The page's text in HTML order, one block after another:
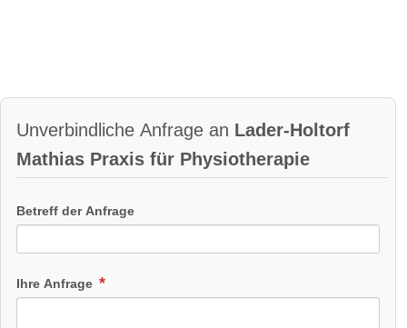
Unverbindliche Anfrage an Lader-Holtorf
Mathias Praxis für Physiotherapie
Betreff der Anfrage
Ihre Anfrage